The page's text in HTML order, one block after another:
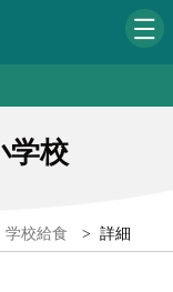
学校
学校給食 > 詳細